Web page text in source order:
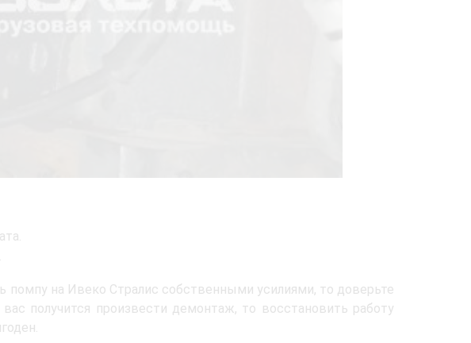
на Ивеко Стралис собственными усилиями, то доверьте
получится произвести демонтаж, то восстановить работу